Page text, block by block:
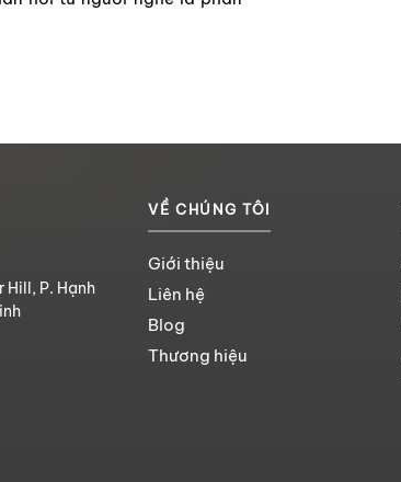
Hill, P. Hạnh
VỀ CHÚNG TÔI
Giới thiệu
Liên hệ
Blog
Thương hiệu